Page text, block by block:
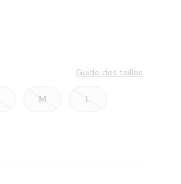
Guide des tailles
M L